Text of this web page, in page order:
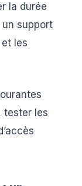
la durée
support
les
tester les